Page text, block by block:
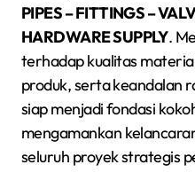
PIPES – FITTINGS –
HARDWARE SUPPLY.
terhadap kualitas
produk, serta keandalan
siap menjadi fondasi
mengamankan
seluruh proyek strategis